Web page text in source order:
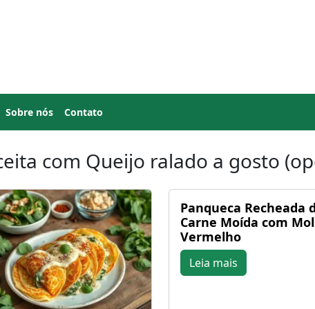
Sobre nós Contato
com Queijo ralado a gosto
Panqueca Recheada
Carne Moída com
Vermelho
Leia mais